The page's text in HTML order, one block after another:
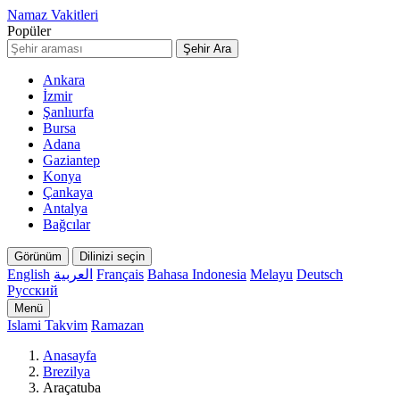
Namaz Vakitleri
Popüler
Şehir Ara
Ankara
İzmir
Şanlıurfa
Bursa
Adana
Gaziantep
Konya
Çankaya
Antalya
Bağcılar
Görünüm Dilinizi seçin
English العربية Français Bahasa Indonesia Melayu Deutsch
Русский
Menü
Islami Takvim Ramazan
Anasayfa
Brezilya
Araçatuba